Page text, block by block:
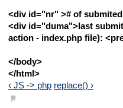
<div id="nr" ># of
<div id="duma">last
action - index.php file):
</body>
</html>
‹ JS -> php replace() ›
■